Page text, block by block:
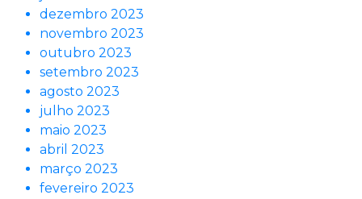
dezembro 2023
novembro 2023
outubro 2023
setembro 2023
agosto 2023
julho 2023
maio 2023
abril 2023
março 2023
fevereiro 2023